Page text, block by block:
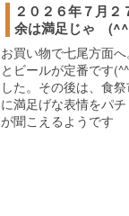
２０２６年７月２
余は満足じゃ
お買い物で七尾方面
とビールが定番です
した。その後は、食
に満足げな表情をパ
が聞こえるようです